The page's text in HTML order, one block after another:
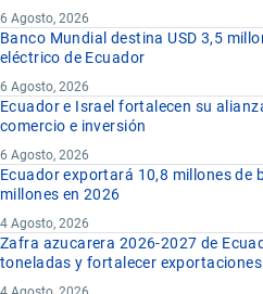
6 Agosto, 2026
Banco Mundial destina USD 3,5
eléctrico de Ecuador
6 Agosto, 2026
Ecuador e Israel fortalecen su
comercio e inversión
6 Agosto, 2026
Ecuador exportará 10,8 millones de
millones en 2026
4 Agosto, 2026
Zafra azucarera 2026-2027 de
toneladas y fortalecer exportaciones